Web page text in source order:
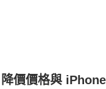
價價格與